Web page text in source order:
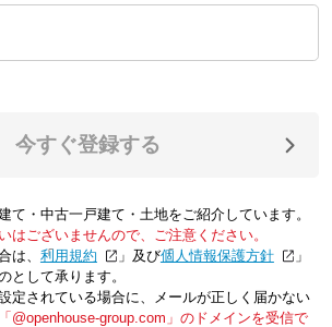
今すぐ登録する
て・中古一戸建て・土地をご紹介しています。
はございませんので、ご注意ください。
は、「利用規約 」及び「個人情報保護方針
」
として承ります。
定されている場合に、メールが正しく届かない
「@openhouse-group.com」のドメインを受信で